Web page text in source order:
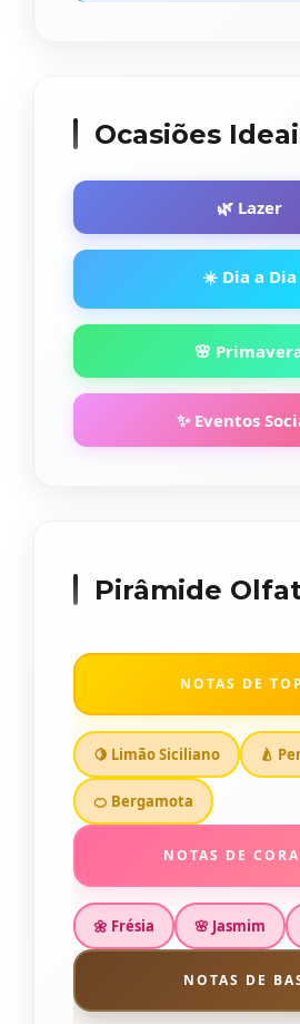
Ocasiões
🌿 Lazer
☀️ Dia a Dia
🌸
✨ Eventos
Pirâmide
NOTAS DE
🍋 Limão Siciliano 🍐
🍊 Bergamota
NOTAS DE
🌼 Frésia 🌸 Jasmim
NOTAS DE